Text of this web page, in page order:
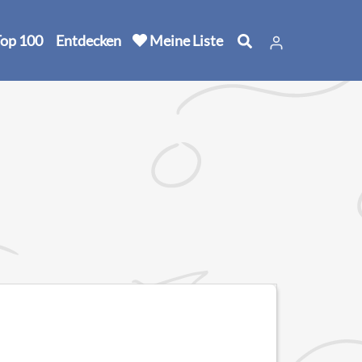
100 Entdecken Meine Liste